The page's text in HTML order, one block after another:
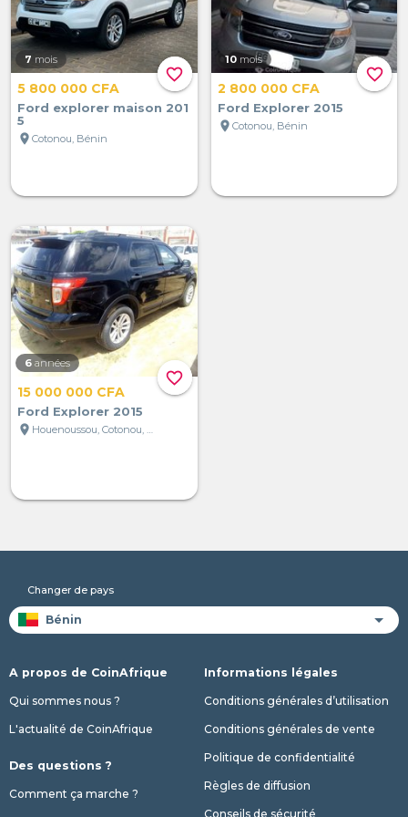
favorite_border
7 mois
5 800 000 CFA
Ford explorer maison 201
5
location_on Cotonou, Bénin
favorite_border
10 mois
2 800 000 CFA
Ford Explorer 2015
location_on Cotonou, Bénin
favorite_border
6 années
15 000 000 CFA
Ford Explorer 2015
location_on
Changer de pays
A propos de CoinAfrique
Qui sommes nous ?
L'actualité de CoinAfrique
Des questions ?
Comment ça marche ?
Informations légales
Conditions générales d’utilisation
Conditions générales de vente
Politique de confidentialité
Règles de diffusion
Conseils de sécurité